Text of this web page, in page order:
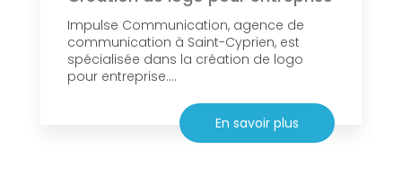
Impulse Communication, agence de
communication à Saint-Cyprien, est
spécialisée dans la création de logo
pour entreprise....
En savoir plus